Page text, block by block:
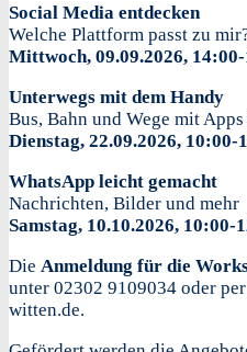
Social Media entdecken
Welche Plattform passt zu
Mittwoch, 09.09.2026,
Unterwegs mit dem Handy
Bus, Bahn und Wege mit
Dienstag, 22.09.2026, 10:00-
WhatsApp leicht gemacht
Nachrichten, Bilder und mehr
Samstag, 10.10.2026, 10:00-
Die Anmeldung für die
unter 02302 9109034 oder
witten.de.